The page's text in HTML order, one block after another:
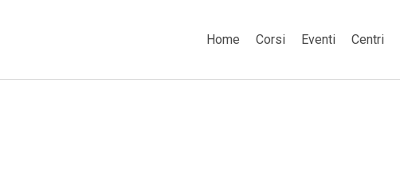
Home Corsi Eventi Centri